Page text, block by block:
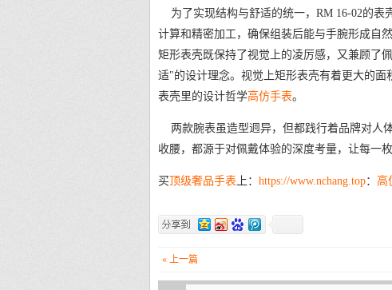
为了实现结构与舒适的统一，RM 16-02的表
计算和精密加工，确保组装后能与手腕形成自
矩形表壳既保持了视觉上的凌厉感，又兼顾了
适"的设计理念。视觉上矩形表壳有着更大的
表壳里的设计哲学高仿手表。
两款腕表虽造型迥异，但都践行着品牌对人
收腰，都源于对佩戴体验的深度考量，让每一
买 顶级奢品手表 上： https://www.nchang.top： 高
« 上一篇